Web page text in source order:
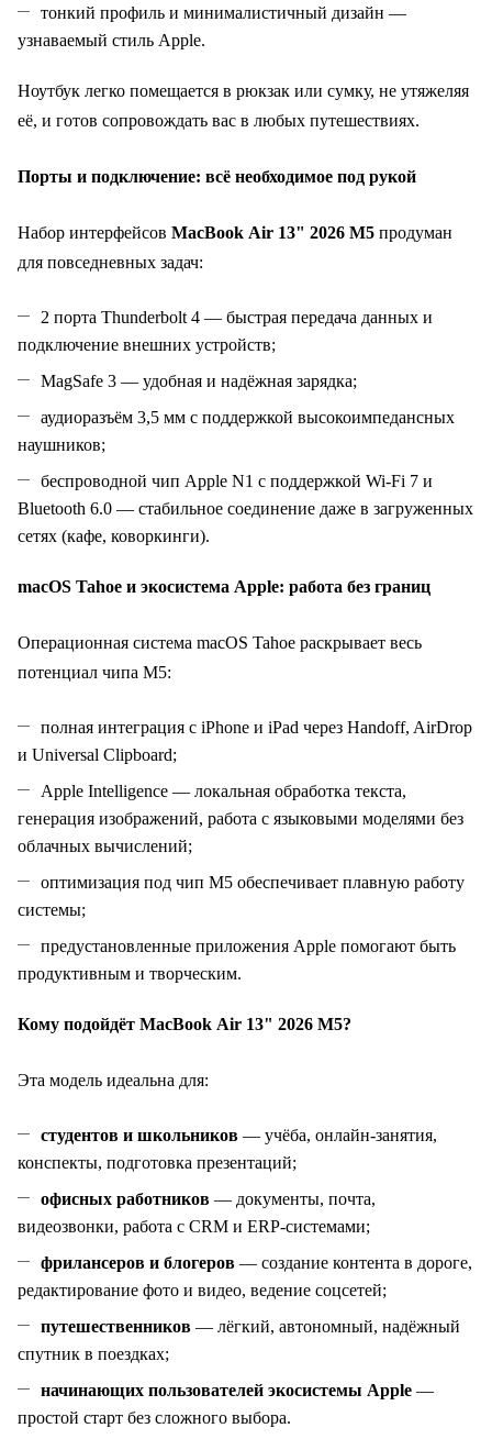
тонкий профиль и минималистичный дизайн —
узнаваемый стиль Apple.
Ноутбук легко помещается в рюкзак или сумку, не утяжеляя
её, и готов сопровождать вас в любых путешествиях.
Порты и подключение: всё необходимое под рукой
Набор интерфейсов MacBook Air 13" 2026 M5 продуман
для повседневных задач:
2 порта Thunderbolt 4 — быстрая передача данных и
подключение внешних устройств;
MagSafe 3 — удобная и надёжная зарядка;
аудиоразъём 3,5 мм с поддержкой высокоимпедансных
наушников;
беспроводной чип Apple N1 с поддержкой Wi‑Fi 7 и
Bluetooth 6.0 — стабильное соединение даже в загруженных
сетях (кафе, коворкинги).
macOS Tahoe и экосистема Apple: работа без границ
Операционная система macOS Tahoe раскрывает весь
потенциал чипа M5:
полная интеграция с iPhone и iPad через Handoff, AirDrop
и Universal Clipboard;
Apple Intelligence — локальная обработка текста,
генерация изображений, работа с языковыми моделями без
облачных вычислений;
оптимизация под чип M5 обеспечивает плавную работу
системы;
предустановленные приложения Apple помогают быть
продуктивным и творческим.
Кому подойдёт MacBook Air 13" 2026 M5?
Эта модель идеальна для:
студентов и школьников — учёба, онлайн‑занятия,
конспекты, подготовка презентаций;
офисных работников — документы, почта,
видеозвонки, работа с CRM и ERP‑системами;
фрилансеров и блогеров — создание контента в дороге,
редактирование фото и видео, ведение соцсетей;
путешественников — лёгкий, автономный, надёжный
спутник в поездках;
начинающих пользователей экосистемы Apple —
простой старт без сложного выбора.